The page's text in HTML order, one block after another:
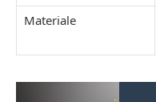
Materiale